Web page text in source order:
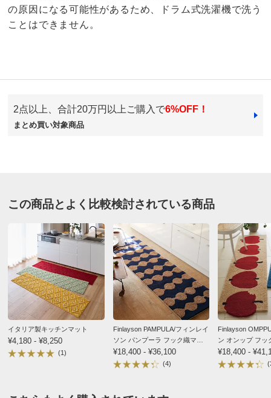
の原因になる可能性があるため、ドラム式洗濯機で洗う
ことはできません。
商品番号 900-H950-22
¥8,580
送料・送料種
基本配送料：¥880
※お届け先が同じであれば複数個ご購入いただいても¥880です。
商品番号 900-H950-23
商品名・特徴
≪約50cm×150cm≫抗菌防臭加工ドット柄 キッチン
マット
送料・送料種 基本配送料：¥880
★★★★★
約50cm×240cm イエロー
兵庫県
キッチンがばっと明るくなり良い感じ。
遊び毛が多いのは毛足フカフカだから仕方ない？
先代のマットはズレにくさ優先で床にテープあと？がこ
びりついて大変だったがこちらは問題無さそう。
2025/05/20
2点以上、合計20万円以上ご購入で6%OFF！
まとめ買い対象商品
この商品とよく比較検討されている商品
イタリア製キッチンマット
¥4,180 - ¥8,250
(1)
Finlayson PAMPULA/フィンレイ
ソン パンプーラ フック織マッ
ト
¥18,400 - ¥36,100
(4)
Finlayson
ン オンップ フッ
¥18,400 -